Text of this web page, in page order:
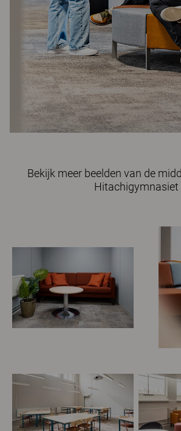
Bekijk meer beelden van de
Hitachigymnasiet